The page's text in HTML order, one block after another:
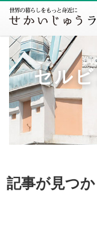
セル
記事が見つ